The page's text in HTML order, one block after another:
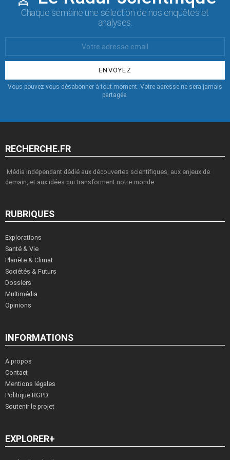
Chaque semaine une sélection de nos enquêtes et
analyses.
:
Vous pouvez vous désabonner à tout moment. Votre adresse ne sera jamais
partagée.
RECHERCHE.FR
Média indépendant dédié aux découvertes scientifiques, aux enjeux de
demain, et aux idées qui transforment notre monde.
RUBRIQUES
Explorations
Santé & Vie
Planète & Climat
Sociétés & Futurs
Dossiers
Multimédia
Opinions
INFORMATIONS
À propos
Contact
Mentions légales
Politique RGPD
Soutenir le projet
EXPLORER+